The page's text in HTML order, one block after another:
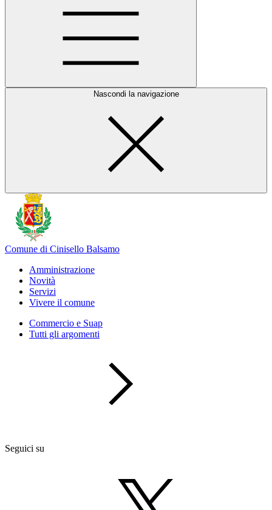
Nascondi la navigazione
Comune di Cinisello Balsamo
Amministrazione
Novità
Servizi
Vivere il comune
Commercio e Suap
Tutti gli argomenti
Seguici su